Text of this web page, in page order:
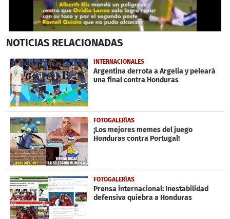
seconds
1
minute,
24
seconds
NOTICIAS RELACIONADAS
INTERNACIONALES
Argentina derrota a Argelia y peleará
una final contra Honduras
FOTOGALERÍAS
¡Los mejores memes del juego
Honduras contra Portugal!
FOTOGALERÍAS
Prensa internacional: Inestabilidad
defensiva quiebra a Honduras